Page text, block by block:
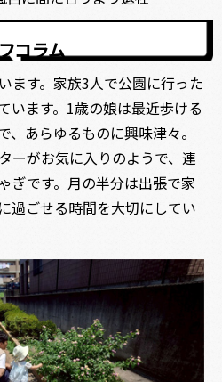
コラム
ます。家族3人で公園に行った
います。1歳の娘は最近歩ける
、あらゆるものに興味津々。
ーがお気に入りのようで、連
ぎです。月の半分は出張で家
過ごせる時間を大切にしてい